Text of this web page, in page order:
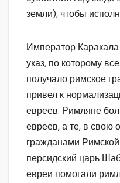
земли), чтобы
Император
указ, по которому
получало римское
привел к
евреев. Римляне
евреев, а те, в свою
гражданами
персидский царь
евреи помогали